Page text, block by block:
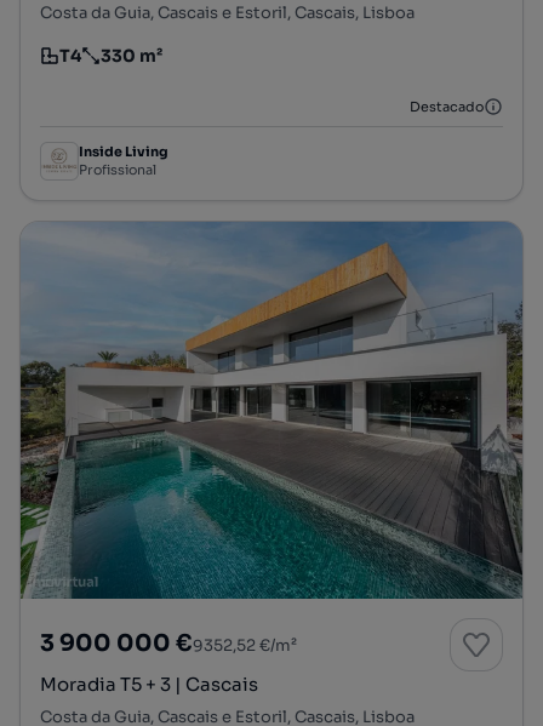
Costa da Guia, Cascais e Estoril, Cascais, Lisboa
Tipologia
T4
Preço por metro quadrado
330 m²
Destacado
Inside Living
Profissional
3 900 000 €9352,52 €/m²
Moradia T5 + 3 | Cascais
Costa da Guia, Cascais e Estoril, Cascais, Lisboa